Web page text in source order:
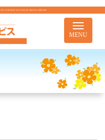
宅介護 重度訪問介護 居宅介護支援 移動支援 児童通所事業
Toggle
MENU